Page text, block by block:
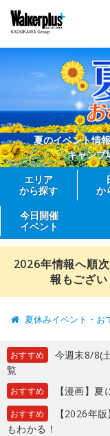
夏のイベント情
キャンプ
エリア
から探す
か
今日開催
イベント
2026年情報へ順
報もござい
夏休みイベント・お
おすすめ
今週末8/8(
覧
おすすめ 【漫画】
おすすめ
【2026年
もわかる！